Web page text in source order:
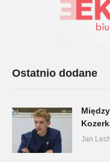
Ostatnio dodane
Jan